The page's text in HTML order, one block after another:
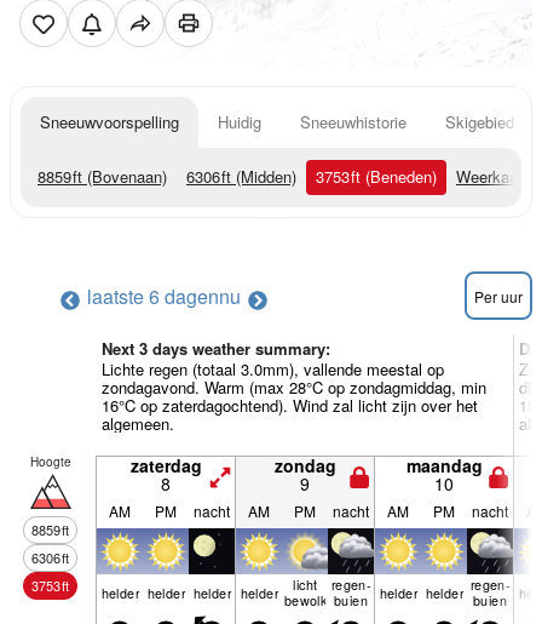
Sneeuwvoorspelling Huidig Sneeuwhistorie Skigebied
8859ft (Bovenaan) 6306ft (Midden) 3753ft (Beneden)
laatste 6 dagennu Per uur
Next 3 days weather summary:
Lichte regen (totaal 3.0mm), vallende meestal op
zondagavond. Warm (max 28°C op zondagmiddag, min
16°C op zaterdagochtend). Wind zal licht zijn over het
algemeen.
Hoogte
8859ft
6306ft
3753ft
zaterdag
8
zondag
9
maandag
10
AM PM nacht AM PM nacht AM PM nacht
helder helder helder helder licht
bewolkt
regen­
buien helder helder regen­
buien